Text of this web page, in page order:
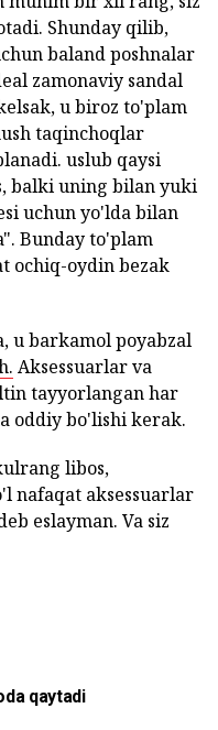
Shunday qilib,
baland poshnalar
zamonaviy sandal
u biroz to'plam
taqinchoqlar
uslub qaysi
balki uning bilan yuki
uchun yo'lda bilan
Bunday to'plam
ochiq-oydin bezak
u barkamol poyabzal
Aksessuarlar va
tayyorlangan har
oddiy bo'lishi kerak.
libos,
nafaqat aksessuarlar
eslayman. Va siz
qaytadi